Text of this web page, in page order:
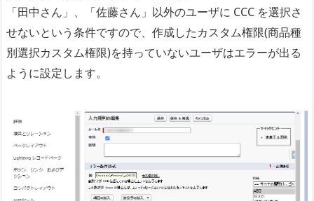
「田中さん」、「佐藤さん」以外のユーザに CCC を選択さ
せないという条件ですので、作成したカスタム権限(商品種
別選択カスタム権限)を持っていないユーザはエラーが出る
ように設定します。